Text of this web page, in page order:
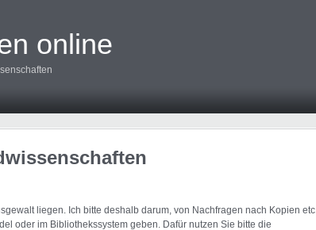
online
liegen. Ich bitte deshalb darum, von Nachfragen nach Kopien etc.
oder im Bibliothekssystem geben. Dafür nutzen Sie bitte die